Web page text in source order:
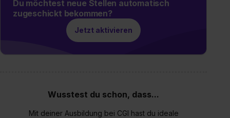
Du möchtest neue Stellen automatisch
zugeschickt bekommen?
Jetzt aktivieren
Wusstest du schon, dass...
Mit deiner Ausbildung bei CGI hast du ideale